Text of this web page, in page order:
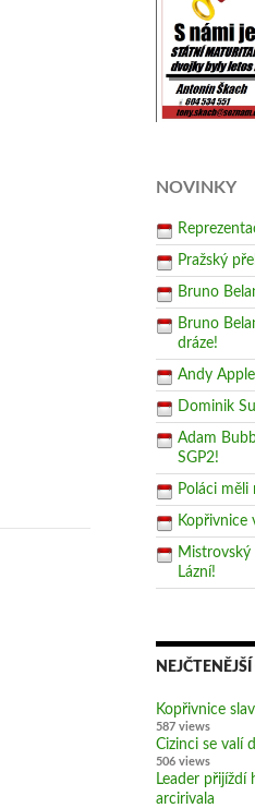
NOVINKY
Pražský
Bruno
Bruno
dráze!
Andy
Dominik
Adam
SGP2!
Poláci měli
Kopřivnice
Lázní!
Kopřivnice
587 views
Cizinci se valí
506 views
Leader přijíždí
arcirivala